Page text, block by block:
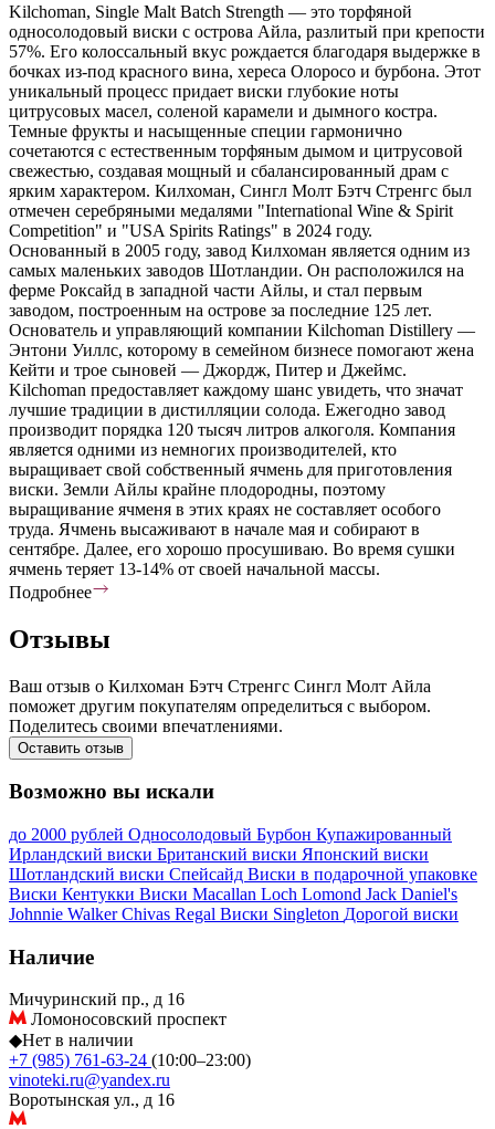
Kilchoman, Single Malt Batch Strength — это торфяной
односолодовый виски с острова Айла, разлитый при крепости
57%. Его колоссальный вкус рождается благодаря выдержке в
бочках из-под красного вина, хереса Олоросо и бурбона. Этот
уникальный процесс придает виски глубокие ноты
цитрусовых масел, соленой карамели и дымного костра.
Темные фрукты и насыщенные специи гармонично
сочетаются с естественным торфяным дымом и цитрусовой
свежестью, создавая мощный и сбалансированный драм с
ярким характером. Килхоман, Сингл Молт Бэтч Стренгс был
отмечен серебряными медалями "International Wine & Spirit
Competition" и "USA Spirits Ratings" в 2024 году.
Основанный в 2005 году, завод Килхоман является одним из
самых маленьких заводов Шотландии. Он расположился на
ферме Роксайд в западной части Айлы, и стал первым
заводом, построенным на острове за последние 125 лет.
Основатель и управляющий компании Kilchoman Distillery —
Энтони Уиллс, которому в семейном бизнесе помогают жена
Кейти и трое сыновей — Джордж, Питер и Джеймс.
Kilchoman предоставляет каждому шанс увидеть, что значат
лучшие традиции в дистилляции солода. Ежегодно завод
производит порядка 120 тысяч литров алкоголя. Компания
является одними из немногих производителей, кто
выращивает свой собственный ячмень для приготовления
виски. Земли Айлы крайне плодородны, поэтому
выращивание ячменя в этих краях не составляет особого
труда. Ячмень высаживают в начале мая и собирают в
сентябре. Далее, его хорошо просушиваю. Во время сушки
ячмень теряет 13-14% от своей начальной массы.
Подробнее
Отзывы
Ваш отзыв о Килхоман Бэтч Стренгс Сингл Молт Айла
поможет другим покупателям определиться с выбором.
Поделитесь своими впечатлениями.
Оставить отзыв
Возможно вы искали
до 2000 рублей Односолодовый Бурбон Купажированный
Ирландский виски Британский виски Японский виски
Шотландский виски Спейсайд Виски в подарочной упаковке
Виски Кентукки Виски Macallan Loch Lomond Jack Daniel's
Johnnie WalkerChivas Regal Виски Singleton Дорогой виски
Наличие
Мичуринский пр., д 16
Ломоносовский проспект
◆Нет в наличии
+7 (985) 761-63-24 (10:00–23:00)
vinoteki.ru@yandex.ru
Воротынская ул., д 16